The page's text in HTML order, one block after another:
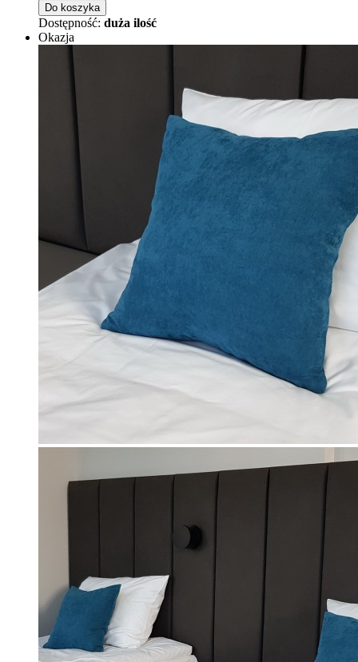
Do koszyka
Dostępność: duża ilość
Okazja